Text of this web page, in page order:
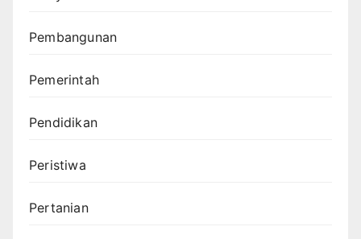
Pembangunan
Pemerintah
Pendidikan
Peristiwa
Pertanian